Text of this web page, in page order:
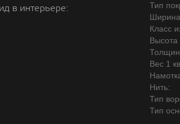
в интерьере:
Тип
Класс
Вес 1
Нить:
Тип
Тип